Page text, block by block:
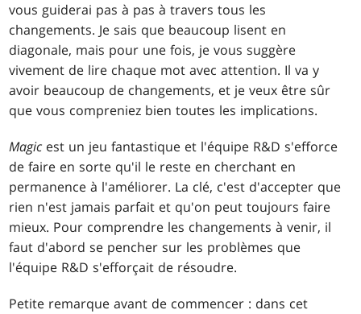
vous guiderai pas à pas à travers tous les
changements. Je sais que beaucoup lisent en
diagonale, mais pour une fois, je vous suggère
vivement de lire chaque mot avec attention. Il va y
avoir beaucoup de changements, et je veux être sûr
que vous compreniez bien toutes les implications.
Magic est un jeu fantastique et l'équipe R&D s'efforce
de faire en sorte qu'il le reste en cherchant en
permanence à l'améliorer. La clé, c'est d'accepter que
rien n'est jamais parfait et qu'on peut toujours faire
mieux. Pour comprendre les changements à venir, il
faut d'abord se pencher sur les problèmes que
l'équipe R&D s'efforçait de résoudre.
Petite remarque avant de commencer : dans cet